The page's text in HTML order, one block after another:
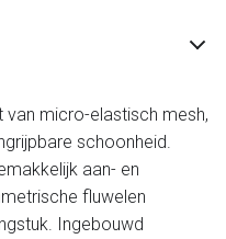
micro-elastisch mesh,
schoonheid.
aan- en
fluwelen
Ingebouwd